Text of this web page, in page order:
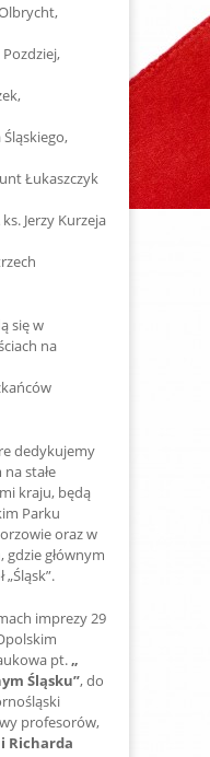
Łukaszczyk
Jerzy Kurzeja
się w
na
dedykujemy
stałe
kraju, będą
Parku
oraz w
gdzie głównym
imprezy 29
pt. „
Śląsku”, do
profesorów,
Richarda